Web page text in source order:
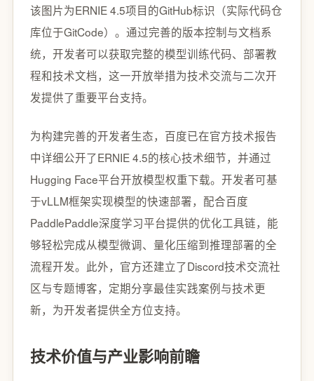
该图片为ERNIE 4.5项目的GitHub标识（实际代码仓
库位于GitCode）。通过完善的版本控制与文档系
统，开发者可以获取完整的模型训练代码、部署教
程和技术文档，这一开放举措为技术交流与二次开
发提供了重要平台支持。
为构建完善的开发者生态，百度已在官方技术报告
中详细公开了ERNIE 4.5的核心技术细节，并通过
Hugging Face平台开放模型权重下载。开发者可基
于vLLM框架实现模型的快速部署，配合百度
PaddlePaddle深度学习平台提供的优化工具链，能
够轻松完成从模型微调、量化压缩到推理部署的全
流程开发。此外，官方还建立了Discord技术交流社
区与专题博客，定期分享最佳实践案例与技术更
新，为开发者提供全方位支持。
技术价值与产业影响前瞻